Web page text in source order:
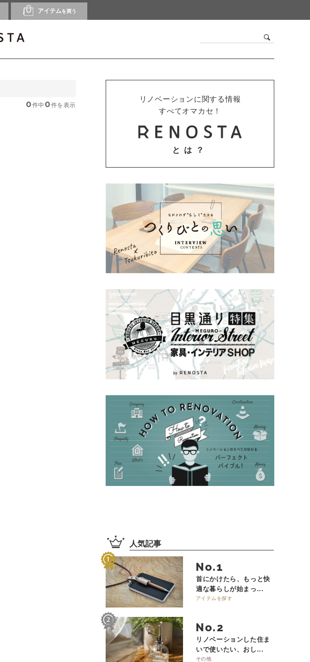
アイテムを買う
0件中 0件を表示
リノベーションに関する情報
すべてオマカセ！
とは？
人気記事
No.
首にかけたら、もっと快
適な暮らしが始まっ...
アイテムを探す
No.
リノベーションした住ま
いで使いたい、おし...
その他